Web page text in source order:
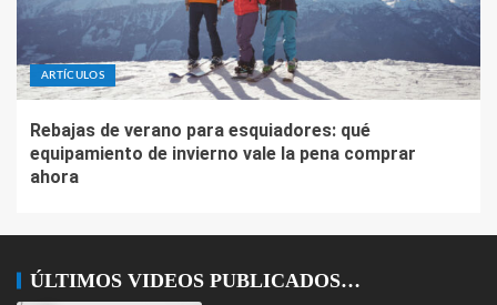
ARTÍCULOS
Rebajas de verano para esquiadores: qué
equipamiento de invierno vale la pena comprar
ahora
ÚLTIMOS VIDEOS PUBLICADOS…